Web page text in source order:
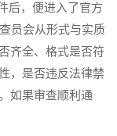
，便进入了官方
员会从形式与实质
齐全、格式是否符
，是否违反法律禁
如果审查顺利通